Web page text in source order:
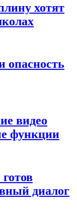
хотят
опасность
видео
функции
диалог